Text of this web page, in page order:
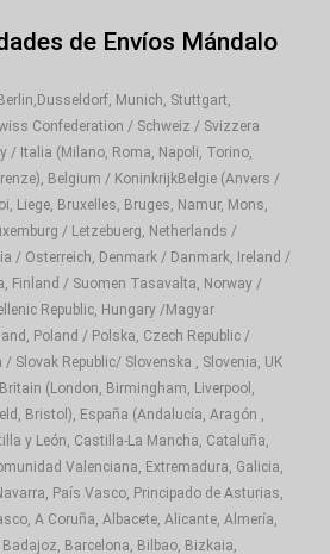
de Envíos Mándalo
Munich, Stuttgart,
Confederation / Schweiz / Svizzera
/ Italia (Milano, Roma, Napoli, Torino,
Belgium / KoninkrijkBelgie (Anvers /
Liege, Bruxelles, Bruges, Namur, Mons,
/ Letzebuerg, Netherlands /
/ Osterreich, Denmark / Danmark, Ireland /
Finland / Suomen Tasavalta, Norway /
Republic, Hungary /Magyar
Poland / Polska, Czech Republic /
/ Slovak Republic/ Slovenska , Slovenia, UK
(London, Birmingham, Liverpool,
Bristol), España (Andalucía, Aragón ,
y León, Castilla-La Mancha, Cataluña,
Valenciana, Extremadura, Galicia,
País Vasco, Principado de Asturias,
A Coruña, Albacete, Alicante, Almería,
Barcelona, Bilbao, Bizkaia,